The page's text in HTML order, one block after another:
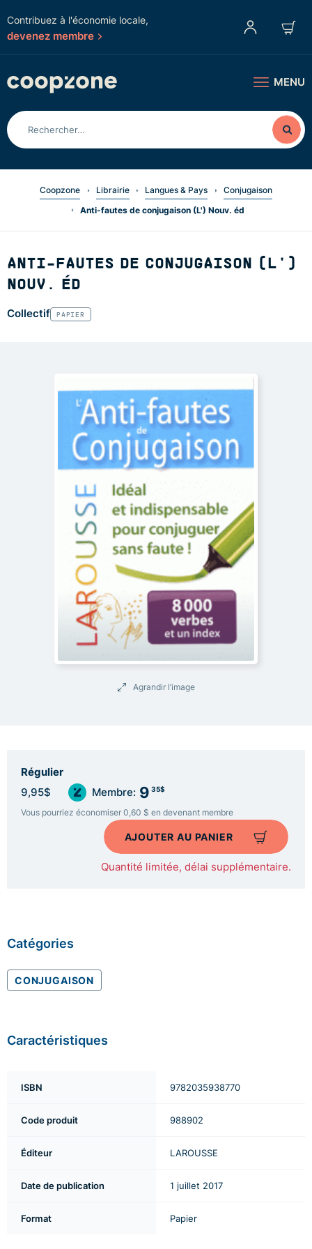
Contribuez à l'économie locale,
devenez membre
MENU
Coopzone Librairie Langues & Pays
Conjugaison
Anti-fautes de conjugaison (L') Nouv. éd
ANTI-FAUTES DE CONJUGAISON (L')
NOUV. ÉD
Collectif PAPIER
Agrandir l’image
Régulier
9,95$ Membre: 9 35$
Vous pourriez économiser 0,60 $ en devenant membre
AJOUTER AU PANIER
Quantité limitée, délai supplémentaire.
Catégories
CONJUGAISON
Caractéristiques
ISBN 9782035938770
Code produit 988902
Éditeur LAROUSSE
Date de publication 1 juillet 2017
Format Papier